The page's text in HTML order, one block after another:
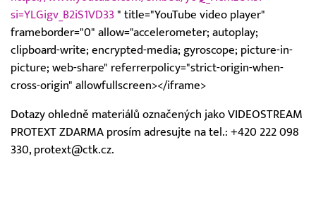
si=YLGigv_B2iS1VD33 " title="YouTube video player"
frameborder="0" allow="accelerometer; autoplay;
clipboard-write; encrypted-media; gyroscope; picture-in-
picture; web-share" referrerpolicy="strict-origin-when-
cross-origin" allowfullscreen></iframe>
Dotazy ohledně materiálů označených jako VIDEOSTREAM
PROTEXT ZDARMA prosím adresujte na tel.: +420 222 098
330, protext@ctk.cz.